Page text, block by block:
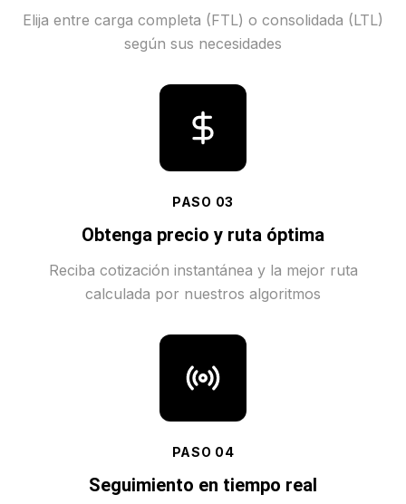
Elija entre carga completa (FTL) o consolidada (LTL)
según sus necesidades
PASO 03
Obtenga precio y ruta óptima
Reciba cotización instantánea y la mejor ruta
calculada por nuestros algoritmos
PASO 04
Seguimiento en tiempo real